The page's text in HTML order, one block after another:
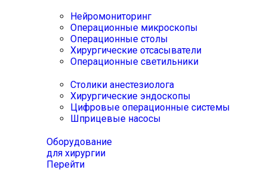
Нейромониторинг
Операционные микроскопы
Операционные столы
Хирургические отсасыватели
Операционные светильники
Столики анестезиолога
Хирургические эндоскопы
Цифровые операционные системы
Шприцевые насосы
Оборудование
для хирургии
Перейти